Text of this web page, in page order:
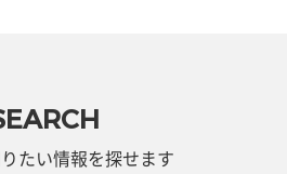
たい情報を探せます